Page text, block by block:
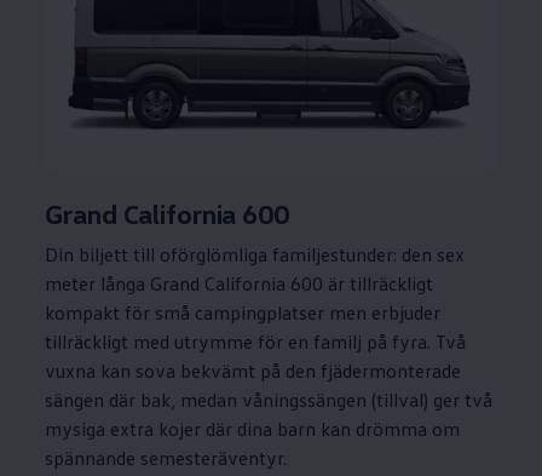
Grand California 600
Din biljett till oförglömliga familjestunder: den sex
meter långa Grand California 600 är tillräckligt
kompakt för små campingplatser men erbjuder
tillräckligt med utrymme för en familj på fyra. Två
vuxna kan sova bekvämt på den fjädermonterade
sängen där bak, medan våningssängen (tillval) ger två
mysiga extra kojer där dina barn kan drömma om
spännande semesteräventyr.